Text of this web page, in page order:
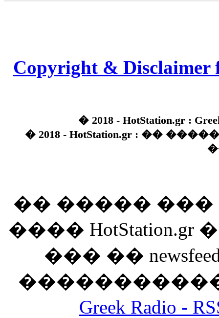
Copyright & Disclaimer
� 2018 - HotStation.gr :
� 2018 - HotStation.gr : ��
�� �����
����
��� ��
Greek Radio